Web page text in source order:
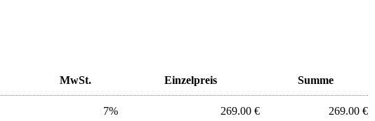
MwSt. Einzelpreis Summe
7% 269.00 € 269.00 €